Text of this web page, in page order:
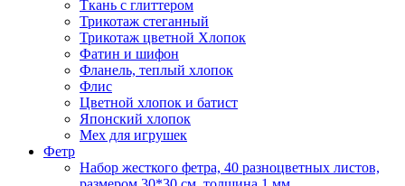
Ткань с глиттером
Трикотаж стеганный
Трикотаж цветной Хлопок
Фатин и шифон
Фланель, теплый хлопок
Флис
Цветной хлопок и батист
Японский хлопок
Мех для игрушек
Фетр
Набор жесткого фетра, 40 разноцветных листов,